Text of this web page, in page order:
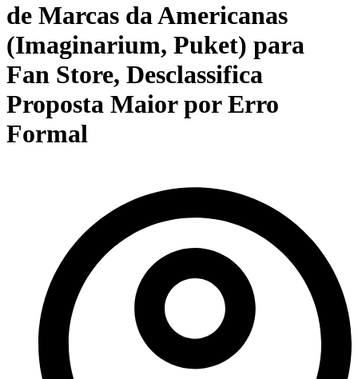
de Marcas da Americanas
(Imaginarium, Puket) para
Fan Store, Desclassifica
Proposta Maior por Erro
Formal